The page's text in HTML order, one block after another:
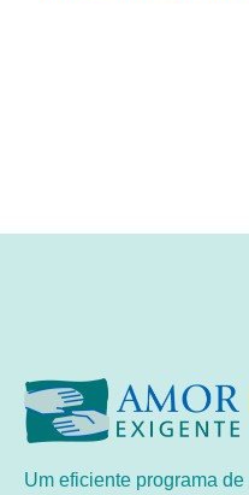
Um eficiente programa